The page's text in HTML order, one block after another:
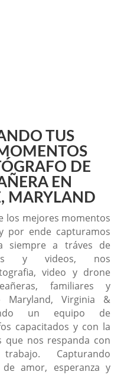
TUS
DE
EN
MARYLAND
los mejores momentos
por ende capturamos
siempre a tráves de
y videos, nos
video y drone
familiares y
Maryland, Virginia &
un equipo de
capacitados y con la
que nos respanda con
Capturando
amor, esperanza y